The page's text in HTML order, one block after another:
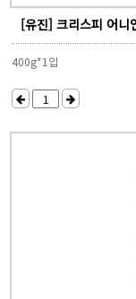
[유진] 크리스피 어니
400g*1입